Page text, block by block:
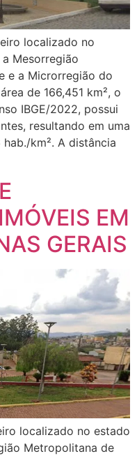
localizado no
Mesorregião
e a Microrregião do
de 166,451 km², o
IBGE/2022, possui
resultando em uma
km². A distância
EM
GERAIS
localizado no estado
Metropolitana de